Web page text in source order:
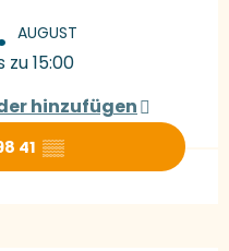
AUGUST
zu 15:00
hinzufügen
41 ▒▒